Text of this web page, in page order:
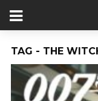
TAG - THE